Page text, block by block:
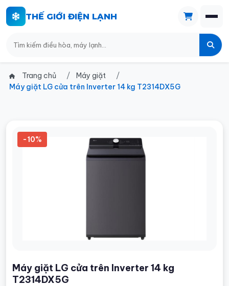
THẾ GIỚI ĐIỆN LẠNH
Trang chủ
Máy giặt
Máy giặt LG cửa trên Inverter 14 kg T2314DX5G
-10%
Máy giặt LG cửa trên Inverter 14 kg
T2314DX5G